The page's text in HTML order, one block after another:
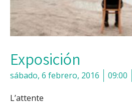
Exposición
sábado, 6 febrero, 2016 09:00
L’attente